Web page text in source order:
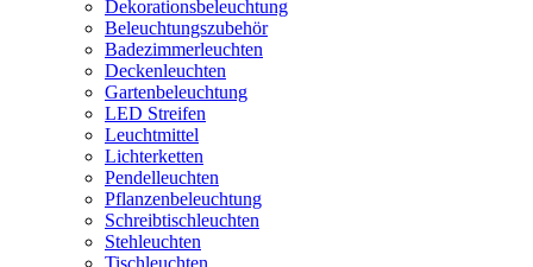
Dekorationsbeleuchtung
Beleuchtungszubehör
Badezimmerleuchten
Deckenleuchten
Gartenbeleuchtung
LED Streifen
Leuchtmittel
Lichterketten
Pendelleuchten
Pflanzenbeleuchtung
Schreibtischleuchten
Stehleuchten
Tischleuchten